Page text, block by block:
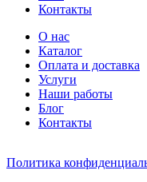
Контакты
О нас
Каталог
Оплата и доставка
Услуги
Наши работы
Блог
Контакты
Политика